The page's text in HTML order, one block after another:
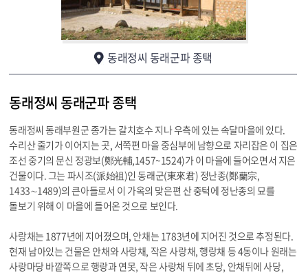
동래정씨 동래군파 종택
동래정씨 동래군파 종택
동래정씨 동래부원군 종가는 갈치호수 지나 우측에 있는 속달마을에 있다.
수리산 줄기가 이어지는 곳, 서쪽편 마을 중심부에 남향으로 자리잡은 이 집은
조선 중기의 문신 정광보(鄭光輔,1457~1524)가 이 마을에 들어오면서 지은
건물이다. 그는 파시조(派始祖)인 동래군(東來君) 정난종(鄭蘭宗,
1433∼1489)의 큰아들로서 이 가옥의 맞은편 산 중턱에 정난종의 묘를
돌보기 위해 이 마을에 들어온 것으로 보인다.
사랑채는 1877년에 지어졌으며, 안채는 1783년에 지어진 것으로 추정된다.
현재 남아있는 건물은 안채와 사랑채, 작은 사랑채, 행랑채 등 4동이나 원래는
사랑마당 바깥쪽으로 행랑과 연못, 작은 사랑채 뒤에 초당, 안채뒤에 사당,